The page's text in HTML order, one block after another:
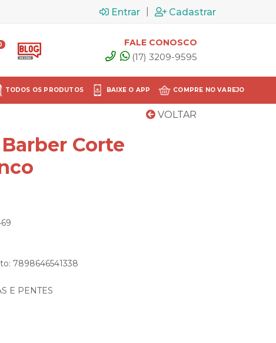
Entrar Cadastrar
FALE CONOSCO
(17) 3209-9595
TODOS OS PRODUTOS BAIXE O APP COMPRE NO VAREJO
VOLTAR
Corte
7898646541338
E PENTES